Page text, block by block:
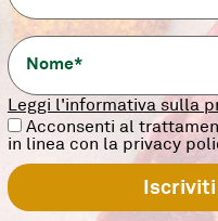
Leggi l'informativa sulla
Acconsenti al
in linea con la privacy